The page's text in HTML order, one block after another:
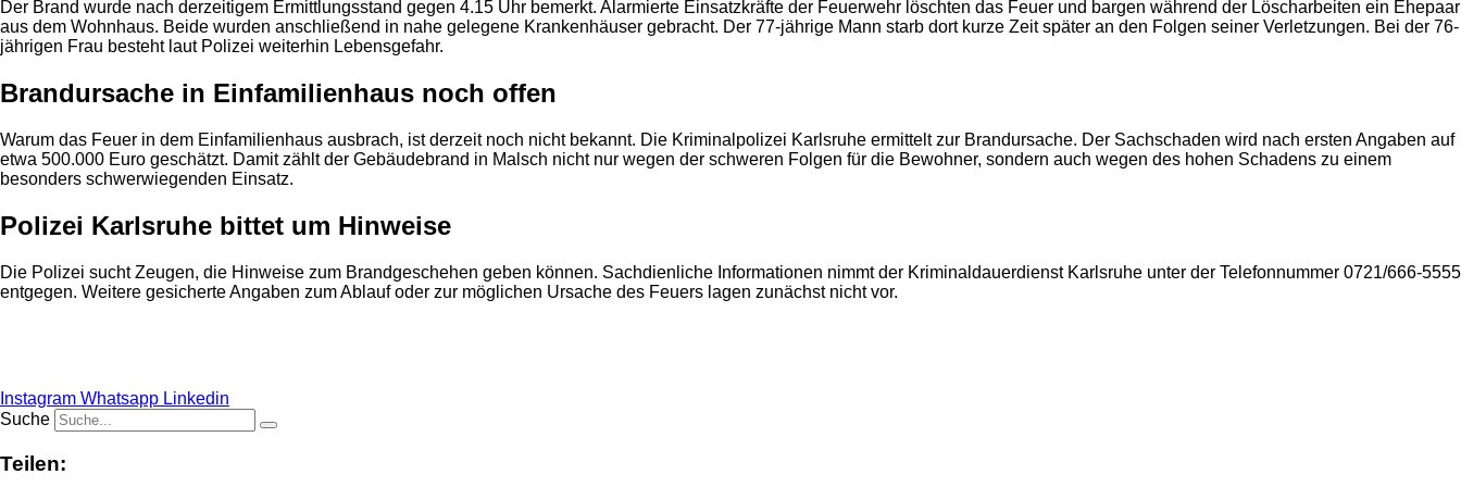
Der Brand wurde nach derzeitigem Ermittlungsstand gegen 4.15 Uhr bemerkt. Alarmierte Einsatzkräfte der Feuerwehr löschten das Feuer und bargen während der Löscharbeiten ein Ehepaar
aus dem Wohnhaus. Beide wurden anschließend in nahe gelegene Krankenhäuser gebracht. Der 77-jährige Mann starb dort kurze Zeit später an den Folgen seiner Verletzungen. Bei der 76-
jährigen Frau besteht laut Polizei weiterhin Lebensgefahr.
Brandursache in Einfamilienhaus noch offen
Warum das Feuer in dem Einfamilienhaus ausbrach, ist derzeit noch nicht bekannt. Die Kriminalpolizei Karlsruhe ermittelt zur Brandursache. Der Sachschaden wird nach ersten Angaben auf
etwa 500.000 Euro geschätzt. Damit zählt der Gebäudebrand in Malsch nicht nur wegen der schweren Folgen für die Bewohner, sondern auch wegen des hohen Schadens zu einem
besonders schwerwiegenden Einsatz.
Polizei Karlsruhe bittet um Hinweise
Die Polizei sucht Zeugen, die Hinweise zum Brandgeschehen geben können. Sachdienliche Informationen nimmt der Kriminaldauerdienst Karlsruhe unter der Telefonnummer 0721/666-5555
entgegen. Weitere gesicherte Angaben zum Ablauf oder zur möglichen Ursache des Feuers lagen zunächst nicht vor.
Instagram Whatsapp Linkedin
Suche
Teilen: